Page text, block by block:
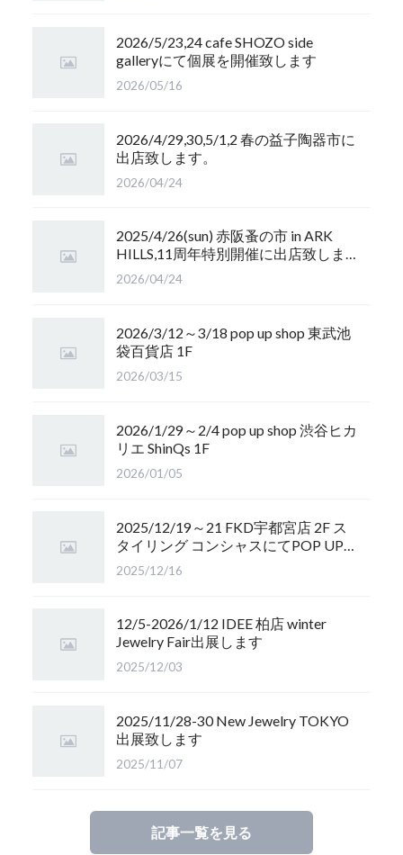
2026/5/23,24 cafe SHOZO side
galleryにて個展を開催致します
2026/05/16
2026/4/29,30,5/1,2 春の益子陶器市に
出店致します。
2026/04/24
2025/4/26(sun) 赤阪蚤の市 in ARK
HILLS,11周年特別開催に出店致しま
す
2026/04/24
2026/3/12～3/18 pop up shop 東武池
袋百貨店 1F
2026/03/15
2026/1/29～2/4 pop up shop 渋谷ヒカ
リエ ShinQs 1F
2026/01/05
2025/12/19～21 FKD宇都宮店 2F ス
タイリング コンシャスにてPOP UP
開催します
2025/12/16
12/5-2026/1/12 IDEE 柏店 winter
Jewelry Fair出展します
2025/12/03
2025/11/28-30 New Jewelry TOKYO
出展致します
2025/11/07
記事一覧を見る